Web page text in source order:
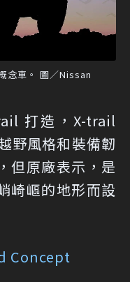
念車。 圖／Nissan
打造，X-trail
野風格和裝備韌
但原廠表示，是
崎嶇的地形而設
Concept